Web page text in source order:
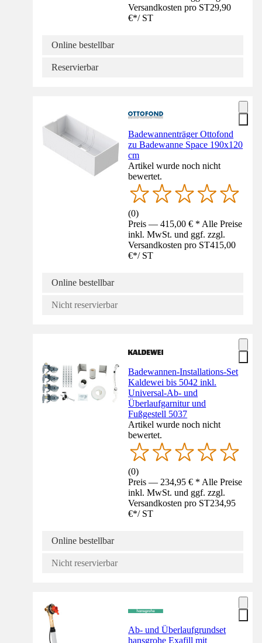
Versandkosten pro ST29,90
€*/ ST
Online bestellbar
Reservierbar
Badewannenträger Ottofond
zu Badewanne Space 190x120
cm
Artikel wurde noch nicht
bewertet.
(0)
Preis — 415,00 € * Alle Preise
inkl. MwSt. und ggf. zzgl.
Versandkosten pro ST415,00
€*/ ST
Online bestellbar
Nicht reservierbar
Badewannen-Installations-Set
Kaldewei bis 5042 inkl.
Universal-Ab- und
Überlaufgarnitur und
Fußgestell 5037
Artikel wurde noch nicht
bewertet.
(0)
Preis — 234,95 € * Alle Preise
inkl. MwSt. und ggf. zzgl.
Versandkosten pro ST234,95
€*/ ST
Online bestellbar
Nicht reservierbar
Ab- und Überlaufgrundset
hansgrohe Exafill mit